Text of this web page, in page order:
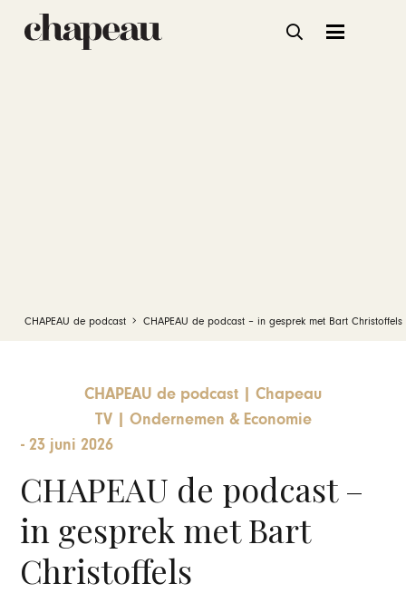
CHAPEAU de podcast CHAPEAU de podcast – in gesprek met Bart Christoffels
CHAPEAU de podcast | Chapeau
TV | Ondernemen & Economie
-23 juni 2026
CHAPEAU de podcast –
in gesprek met Bart
Christoffels